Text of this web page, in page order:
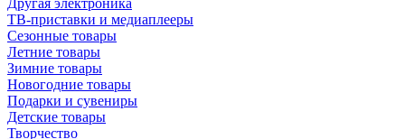
Другая электроника
ТВ-приставки и медиаплееры
Сезонные товары
Летние товары
Зимние товары
Новогодние товары
Подарки и сувениры
Детские товары
Творчество